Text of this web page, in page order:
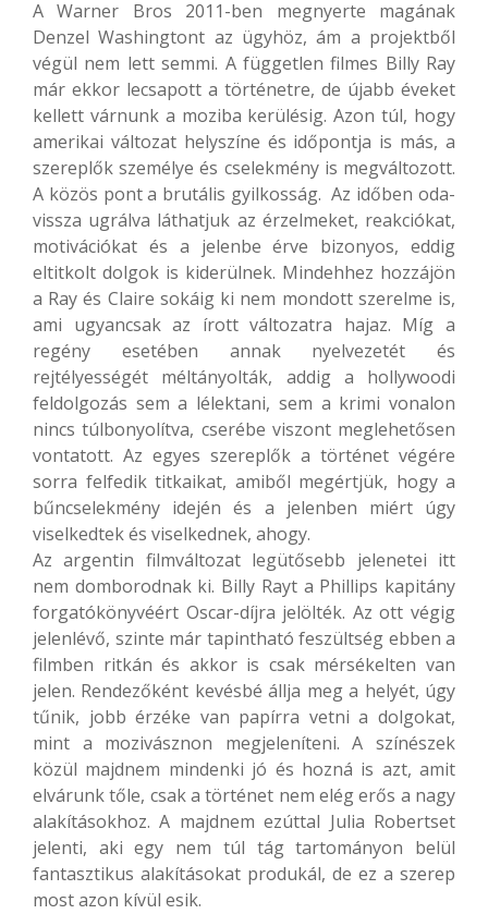
A Warner Bros 2011-ben megnyerte magának
Denzel Washingtont az ügyhöz, ám a projektből
végül nem lett semmi. A független filmes Billy Ray
már ekkor lecsapott a történetre, de újabb éveket
kellett várnunk a moziba kerülésig. Azon túl, hogy
amerikai változat helyszíne és időpontja is más, a
szereplők személye és cselekmény is megváltozott.
A közös pont a brutális gyilkosság. Az időben oda-
vissza ugrálva láthatjuk az érzelmeket, reakciókat,
motivációkat és a jelenbe érve bizonyos, eddig
eltitkolt dolgok is kiderülnek. Mindehhez hozzájön
a Ray és Claire sokáig ki nem mondott szerelme is,
ami ugyancsak az írott változatra hajaz. Míg a
regény esetében annak nyelvezetét és
rejtélyességét méltányolták, addig a hollywoodi
feldolgozás sem a lélektani, sem a krimi vonalon
nincs túlbonyolítva, cserébe viszont meglehetősen
vontatott. Az egyes szereplők a történet végére
sorra felfedik titkaikat, amiből megértjük, hogy a
bűncselekmény idején és a jelenben miért úgy
viselkedtek és viselkednek, ahogy.
Az argentin filmváltozat legütősebb jelenetei itt
nem domborodnak ki. Billy Rayt a Phillips kapitány
forgatókönyvéért Oscar-díjra jelölték. Az ott végig
jelenlévő, szinte már tapintható feszültség ebben a
filmben ritkán és akkor is csak mérsékelten van
jelen. Rendezőként kevésbé állja meg a helyét, úgy
tűnik, jobb érzéke van papírra vetni a dolgokat,
mint a mozivásznon megjeleníteni. A színészek
közül majdnem mindenki jó és hozná is azt, amit
elvárunk tőle, csak a történet nem elég erős a nagy
alakításokhoz. A majdnem ezúttal Julia Robertset
jelenti, aki egy nem túl tág tartományon belül
fantasztikus alakításokat produkál, de ez a szerep
most azon kívül esik.